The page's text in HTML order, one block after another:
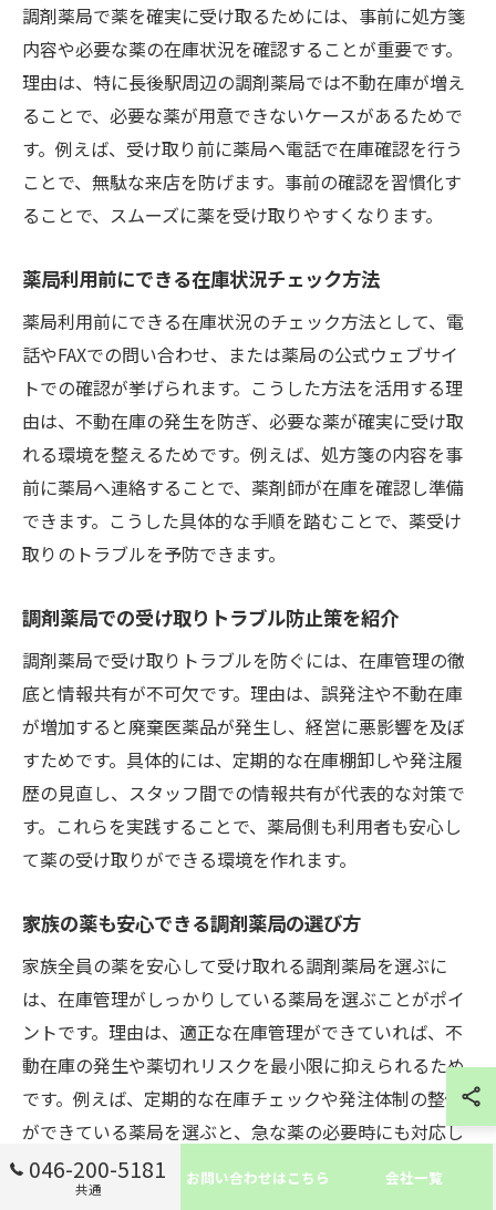
調剤薬局で薬を確実に受け取るためには、事前に処方箋
内容や必要な薬の在庫状況を確認することが重要です。
理由は、特に長後駅周辺の調剤薬局では不動在庫が増え
ることで、必要な薬が用意できないケースがあるためで
す。例えば、受け取り前に薬局へ電話で在庫確認を行う
ことで、無駄な来店を防げます。事前の確認を習慣化す
ることで、スムーズに薬を受け取りやすくなります。
薬局利用前にできる在庫状況チェック方法
薬局利用前にできる在庫状況のチェック方法として、電
話やFAXでの問い合わせ、または薬局の公式ウェブサイ
トでの確認が挙げられます。こうした方法を活用する理
由は、不動在庫の発生を防ぎ、必要な薬が確実に受け取
れる環境を整えるためです。例えば、処方箋の内容を事
前に薬局へ連絡することで、薬剤師が在庫を確認し準備
できます。こうした具体的な手順を踏むことで、薬受け
取りのトラブルを予防できます。
調剤薬局での受け取りトラブル防止策を紹介
調剤薬局で受け取りトラブルを防ぐには、在庫管理の徹
底と情報共有が不可欠です。理由は、誤発注や不動在庫
が増加すると廃棄医薬品が発生し、経営に悪影響を及ぼ
すためです。具体的には、定期的な在庫棚卸しや発注履
歴の見直し、スタッフ間での情報共有が代表的な対策で
す。これらを実践することで、薬局側も利用者も安心し
て薬の受け取りができる環境を作れます。
家族の薬も安心できる調剤薬局の選び方
家族全員の薬を安心して受け取れる調剤薬局を選ぶに
は、在庫管理がしっかりしている薬局を選ぶことがポイ
ントです。理由は、適正な在庫管理ができていれば、不
動在庫の発生や薬切れリスクを最小限に抑えられるため
です。例えば、定期的な在庫チェックや発注体制の整備
ができている薬局を選ぶと、急な薬の必要時にも対応し
やすくなります。信頼できる薬局選びが家族の安心につ
ながります。
046-200-5181
共通
お問い合わせはこちら 会社一覧